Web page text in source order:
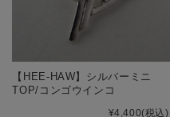
【HEE-HAW】シルバーミニ
TOP/コンゴウインコ
¥4,400(税込)